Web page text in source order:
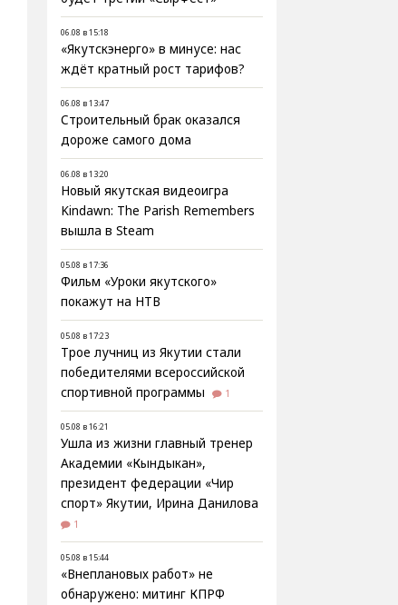
06.08 в 15:18
«Якутскэнерго» в минусе: нас
ждёт кратный рост тарифов?
06.08 в 13:47
Строительный брак оказался
дороже самого дома
06.08 в 13:20
Новый якутская видеоигра
Kindawn: The Parish Remembers
вышла в Steam
05.08 в 17:36
Фильм «Уроки якутского»
покажут на НТВ
05.08 в 17:23
Трое лучниц из Якутии стали
победителями всероссийской
спортивной программы
1
05.08 в 16:21
Ушла из жизни главный тренер
Академии «Кындыкан»,
президент федерации «Чир
спорт» Якутии, Ирина Данилова
1
05.08 в 15:44
«Внеплановых работ» не
обнаружено: митинг КПРФ